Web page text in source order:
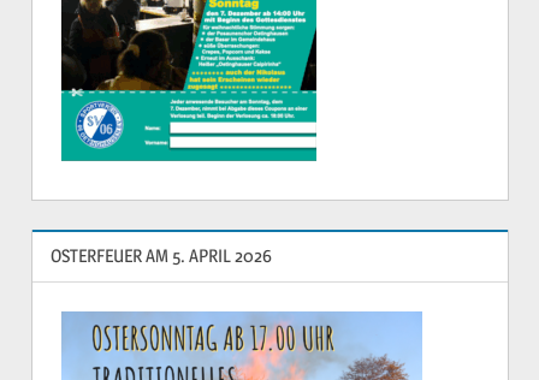
OSTERFEUER AM 5. APRIL 2026